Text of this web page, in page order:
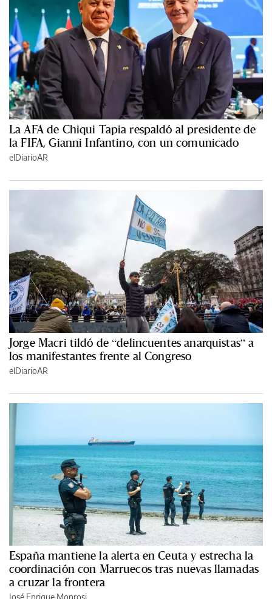
La AFA de Chiqui Tapia respaldó al presidente de
la FIFA, Gianni Infantino, con un comunicado
elDiarioAR
Jorge Macri tildó de “delincuentes anarquistas” a
los manifestantes frente al Congreso
elDiarioAR
España mantiene la alerta en Ceuta y estrecha la
coordinación con Marruecos tras nuevas llamadas
a cruzar la frontera
José Enrique Monrosi